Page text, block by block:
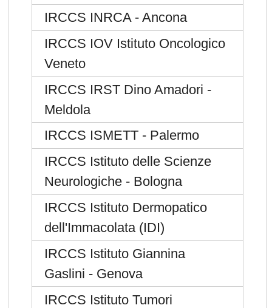
IRCCS INRCA - Ancona
IRCCS IOV Istituto Oncologico
Veneto
IRCCS IRST Dino Amadori -
Meldola
IRCCS ISMETT - Palermo
IRCCS Istituto delle Scienze
Neurologiche - Bologna
IRCCS Istituto Dermopatico
dell'Immacolata (IDI)
IRCCS Istituto Giannina
Gaslini - Genova
IRCCS Istituto Tumori